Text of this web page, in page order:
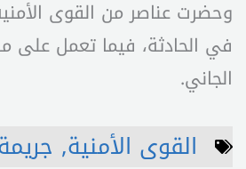
وحضرت عناصر من القوى
في الحادثة، فيما تعمل على
الجاني.
القوى الأمنية,